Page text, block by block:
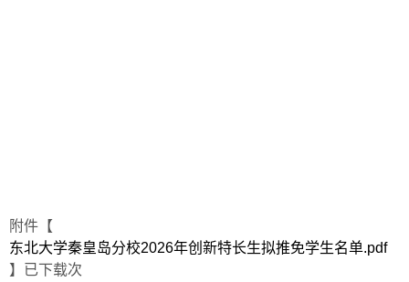
附件【
东北大学秦皇岛分校2026年创新特长生拟推免学生名单.pdf
】已下载次